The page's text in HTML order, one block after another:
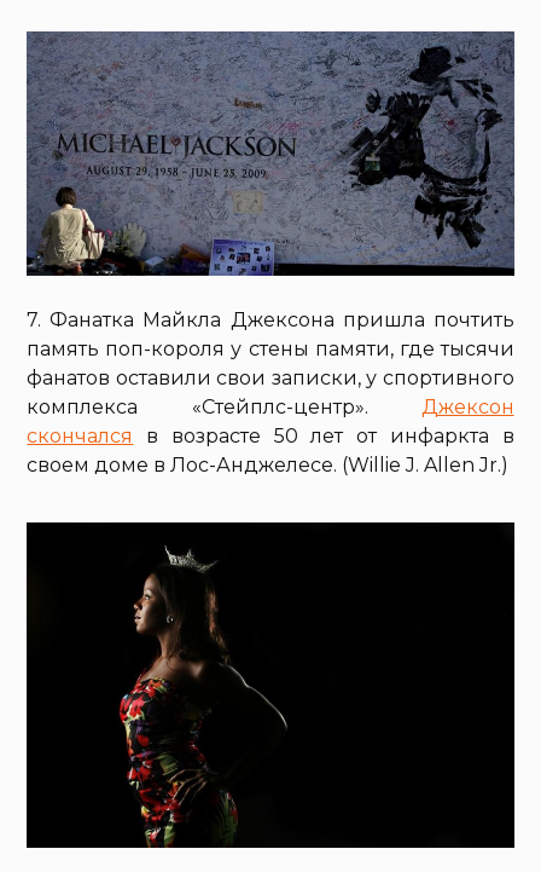
7. Фанатка Майкла Джексона пришла почтить
память поп-короля у стены памяти, где тысячи
фанатов оставили свои записки, у спортивного
комплекса «Стейплс-центр». Джексон
скончался
в возрасте 50 лет от инфаркта в
своем доме в Лос-Анджелесе. (Willie J. Allen Jr.)